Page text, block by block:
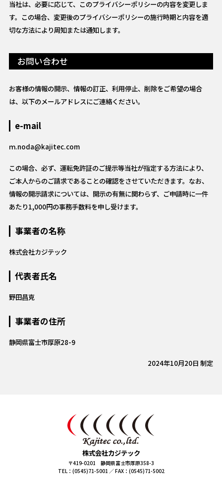
当社は、必要に応じて、このプライバシーポリシーの内容を変更しま
す。この場合、変更後のプライバシーポリシーの施行時期と内容を適
切な方法により周知または通知します。
お問い合わせ
お客様の情報の開示、情報の訂正、利用停止、削除をご希望の場合
は、以下のメールアドレスにご連絡ください。
e-mail
ｍ.noda@kajitec.com
この場合、必ず、運転免許証のご提示等当社が指定する方法により、
ご本人からのご請求であることの確認をさせていただきます。なお、
情報の開示請求については、開示の有無に関わらず、ご申請時に一件
あたり1,000円の事務手数料を申し受けます。
事業者の名称
株式会社カジテック
代表者氏名
野田昌克
事業者の住所
静岡県富士市厚原28-9
2024年10月20日 制定
株式会社カジテック
〒419-0201 静岡県富士市厚原358-3
TEL：(0545)71-5001 ／ FAX：(0545)71-5002